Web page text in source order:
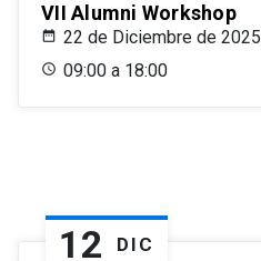
VII Alumni Workshop
22 de Diciembre de 2025
09:00 a 18:00
12 DIC